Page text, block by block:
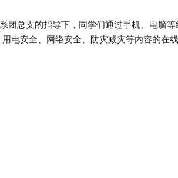
团总支的指导下，同学们通过手机、电脑等
电安全、网络安全、防灾减灾等内容的在